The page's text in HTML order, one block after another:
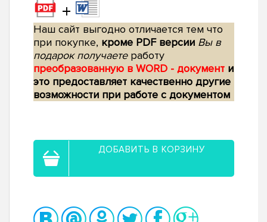
+
Наш сайт выгодно отличается тем что
при покупке, кроме PDF версии Вы в
подарок получаетеработу
преобразованную в WORD - документ и
это предоставляет качественно другие
возможности при работе с документом
ДОБАВИТЬ В КОРЗИНУ